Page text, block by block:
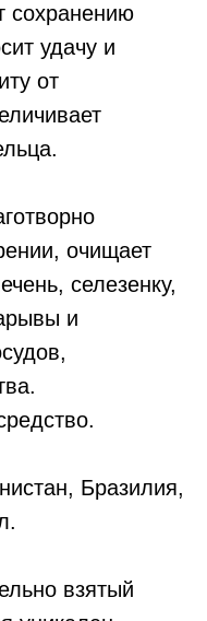
сохранению
удачу и
от
очищает
селезенку,
и
Бразилия,
взятый